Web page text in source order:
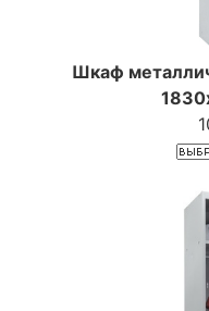
Шкаф